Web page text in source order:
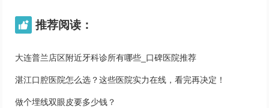
 推荐阅读：
大连普兰店区附近牙科诊所有哪些_口碑医院推荐
湛江口腔医院怎么选？这些医院实力在线，看完再决定！
做个埋线双眼皮要多少钱？